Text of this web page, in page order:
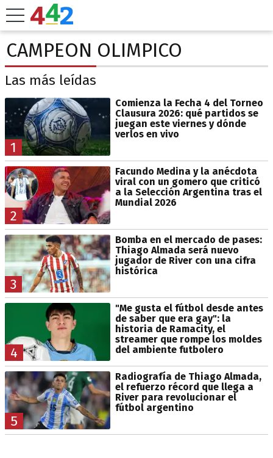
CAMPEON OLIMPICO
Las más leídas
1
Comienza la Fecha 4 del Torneo
Clausura 2026: qué partidos se
juegan este viernes y dónde
verlos en vivo
2
Facundo Medina y la anécdota
viral con un gomero que criticó
a la Selección Argentina tras el
Mundial 2026
3
Bomba en el mercado de pases:
Thiago Almada será nuevo
jugador de River con una cifra
histórica
4
"Me gusta el fútbol desde antes
de saber que era gay": la
historia de Ramacity, el
streamer que rompe los moldes
del ambiente futbolero
5
Radiografía de Thiago Almada,
el refuerzo récord que llega a
River para revolucionar el
fútbol argentino